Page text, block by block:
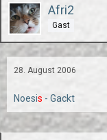
Afri2
Gast
28. August 2006
Noesis - Gackt